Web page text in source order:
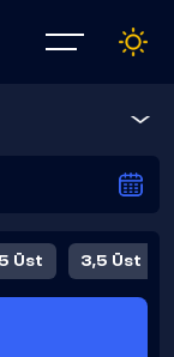
Üst 3,5 Üst